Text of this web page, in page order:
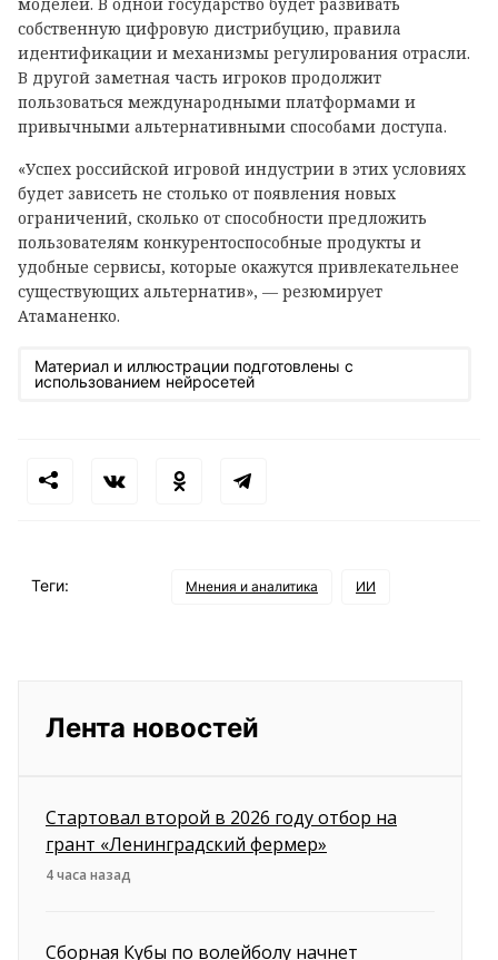
собственную цифровую дистрибуцию, правила
идентификации и механизмы регулирования отрасли.
В другой заметная часть игроков продолжит
пользоваться международными платформами и
привычными альтернативными способами доступа.
«Успех российской игровой индустрии в этих условиях
будет зависеть не столько от появления новых
ограничений, сколько от способности предложить
пользователям конкурентоспособные продукты и
удобные сервисы, которые окажутся привлекательнее
существующих альтернатив», — резюмирует
Атаманенко.
Материал и иллюстрации подготовлены с
использованием нейросетей
Теги: Мнения и аналитика ИИ
Лента новостей
Стартовал второй в 2026 году отбор на
грант «Ленинградский фермер»
4 часа назад
Сборная Кубы по волейболу начнет